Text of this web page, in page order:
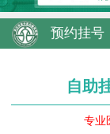
预约挂号
自助
专业